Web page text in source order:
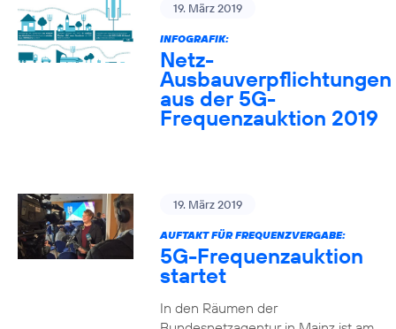
19. März 2019
INFOGRAFIK:
Netz-
Ausbauverpflichtungen
aus der 5G-
Frequenzauktion 2019
19. März 2019
AUFTAKT FÜR FREQUENZVERGABE:
5G-Frequenzauktion
startet
In den Räumen der